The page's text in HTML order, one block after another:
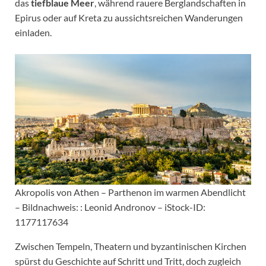
dastiefblaue Meer, während rauere Berglandschaften in
Epirus oder auf Kreta zu aussichtsreichen Wanderungen
einladen.
Akropolis von Athen – Parthenon im warmen Abendlicht
– Bildnachweis: : Leonid Andronov – iStock-ID:
1177117634
Zwischen Tempeln, Theatern und byzantinischen Kirchen
spürst du Geschichte auf Schritt und Tritt, doch zugleich